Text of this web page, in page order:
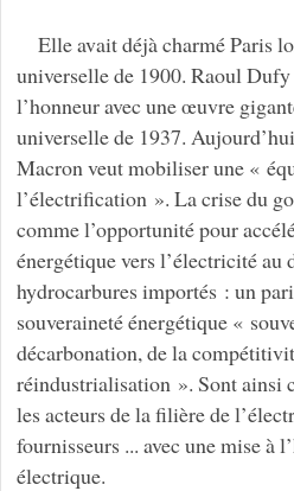
Elle avait déjà charmé Paris
universelle de 1900. Raoul
l’honneur avec une œuvre
universelle de 1937.
Macron veut mobiliser une «
l’électrification ». La crise du
comme l’opportunité pour
énergétique vers l’électricité au
hydrocarbures importés : un
souveraineté énergétique «
décarbonation, de la
réindustrialisation ». Sont ainsi
les acteurs de la filière de
fournisseurs ... avec une mise à
électrique.